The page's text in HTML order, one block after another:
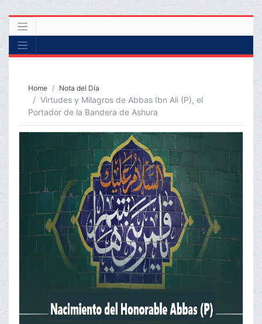
Home Nota del Día
Virtudes y Milagros de Abbas Ibn Ali (P), el
Portador de la Bandera de Ashura